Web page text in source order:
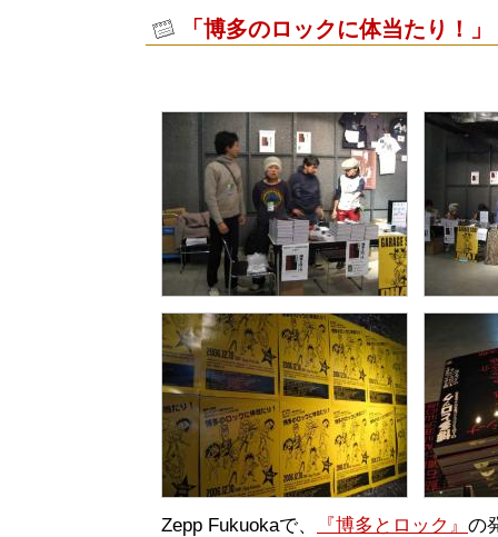
「博多のロックに体当たり！」
Zepp Fukuokaで、 『博多とロック』 の